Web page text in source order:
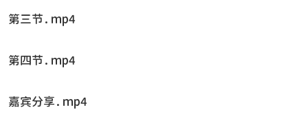
第三节.mp4
第四节.mp4
嘉宾分享.mp4